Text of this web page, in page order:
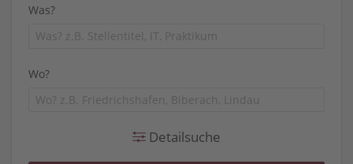
Was?
Wo?
Detailsuche